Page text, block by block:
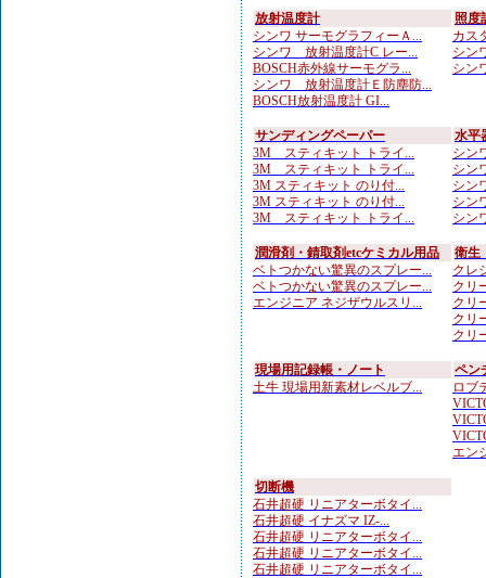
放射温度計
シンワ サーモグラフィーＡ...
シンワ 放射温度計C レー...
BOSCH赤外線サーモグラ...
シンワ 放射温度計Ｅ防塵防...
BOSCH放射温度計 GI...
照度
カス
シン
シン
サンディングペーパー
3M スティキット トライ...
3M スティキット トライ...
3M スティキット のり付...
3M スティキット のり付...
3M スティキット トライ...
水平
シン
シン
シン
シン
シン
潤滑剤・錆取剤etcケミカル用品
ベトつかない驚異のスプレー...
ベトつかない驚異のスプレー...
エンジニア ネジザウルスリ...
衛生
クレ
クリ
クリ
クリ
クリ
現場用記録帳・ノート
土牛 現場用新素材レベルブ...
ペン
ロブ
エン
切断機
石井超硬 リニアターボタイ...
石井超硬 イナズマ IZ-...
石井超硬 リニアターボタイ...
石井超硬 リニアターボタイ...
石井超硬 リニアターボタイ...